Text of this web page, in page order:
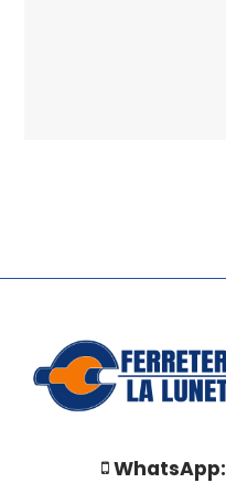
WhatsApp: